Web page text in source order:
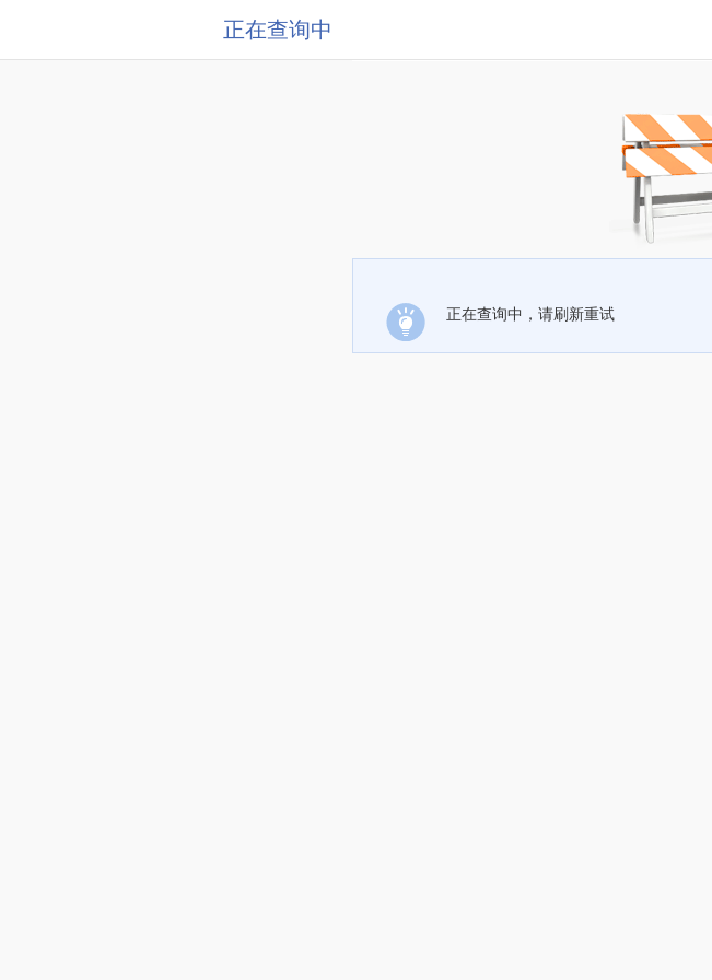
正在查询中
正在查询中，请刷新重试